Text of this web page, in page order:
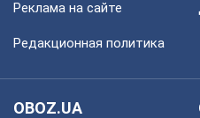
Реклама на сайте
Редакционная политика
OBOZ.UA